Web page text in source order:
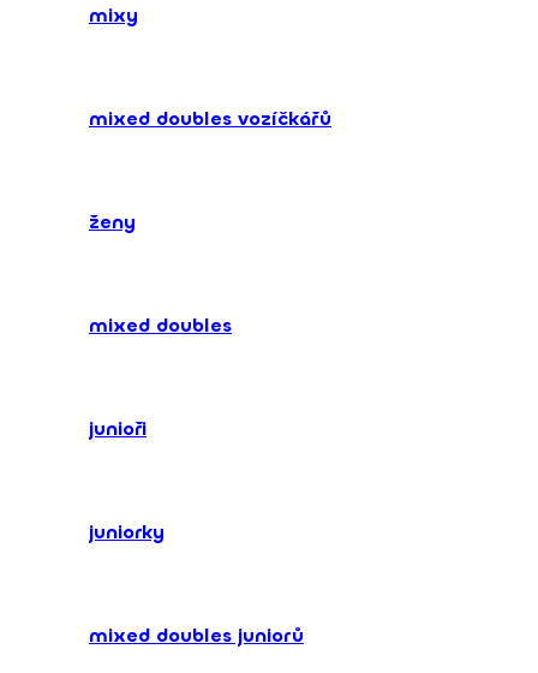
mixy
mixed doubles vozíčkářů
ženy
mixed doubles
junioři
juniorky
mixed doubles juniorů